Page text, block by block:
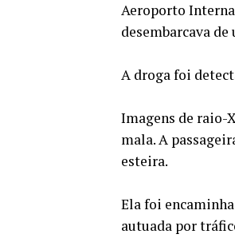
Aeroporto
desembarcava
A droga foi
Imagens de raio-
mala. A
esteira.
Ela foi
autuada por